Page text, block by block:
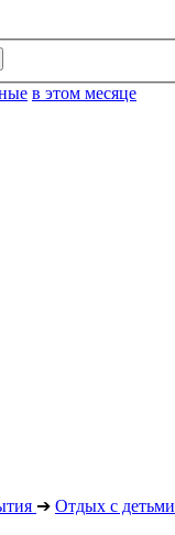
в этом месяце
➔ Отдых с детьми